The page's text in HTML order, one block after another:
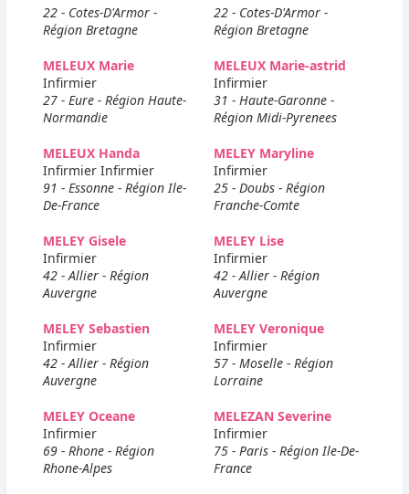
22 - Cotes-D'Armor -
Région Bretagne
22 - Cotes-D'Armor -
Région Bretagne
MELEUX Marie
Infirmier
27 - Eure - Région Haute-
Normandie
MELEUX Marie-astrid
Infirmier
31 - Haute-Garonne -
Région Midi-Pyrenees
MELEUX Handa
Infirmier Infirmier
91 - Essonne - Région Ile-
De-France
MELEY Maryline
Infirmier
25 - Doubs - Région
Franche-Comte
MELEY Gisele
Infirmier
42 - Allier - Région
Auvergne
MELEY Lise
Infirmier
42 - Allier - Région
Auvergne
MELEY Sebastien
Infirmier
42 - Allier - Région
Auvergne
MELEY Veronique
Infirmier
57 - Moselle - Région
Lorraine
MELEY Oceane
Infirmier
69 - Rhone - Région
Rhone-Alpes
MELEZAN Severine
Infirmier
75 - Paris - Région Ile-De-
France